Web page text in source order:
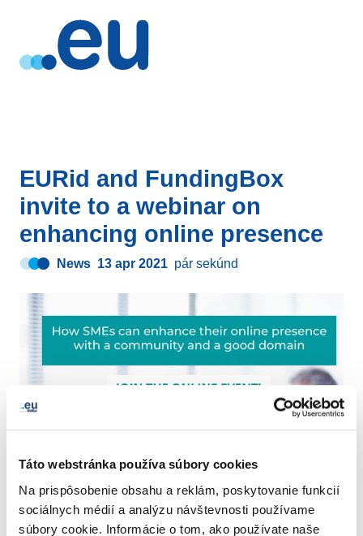
Táto webstránka používa súbory cookies
Na prispôsobenie obsahu a reklám, poskytovanie funkcií
sociálnych médií a analýzu návštevnosti používame
súbory cookie. Informácie o tom, ako používate naše
EURid and FundingBox
invite to a webinar on
enhancing online presence
News 13 apr 2021 pár sekúnd